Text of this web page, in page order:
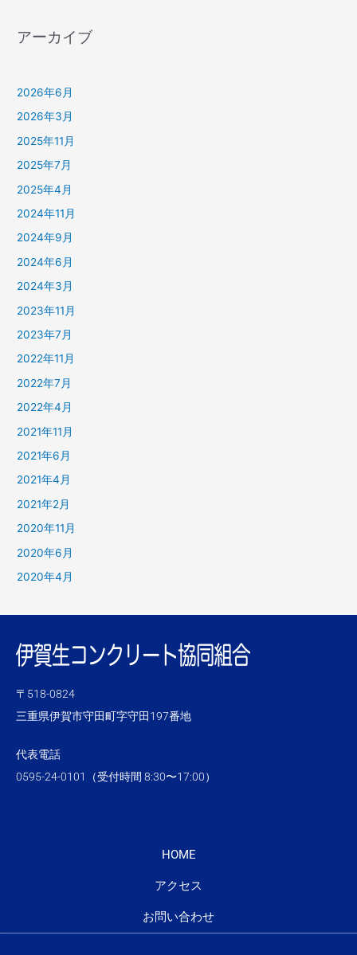
アーカイブ
2026年6月
2026年3月
2025年11月
2025年7月
2025年4月
2024年11月
2024年9月
2024年6月
2024年3月
2023年11月
2023年7月
2022年11月
2022年7月
2022年4月
2021年11月
2021年6月
2021年4月
2021年2月
2020年11月
2020年6月
2020年4月
〒518-0824
三重県伊賀市守田町字守田197番地
代表電話
0595-24-0101（受付時間 8:30〜17:00）
HOME
アクセス
お問い合わせ